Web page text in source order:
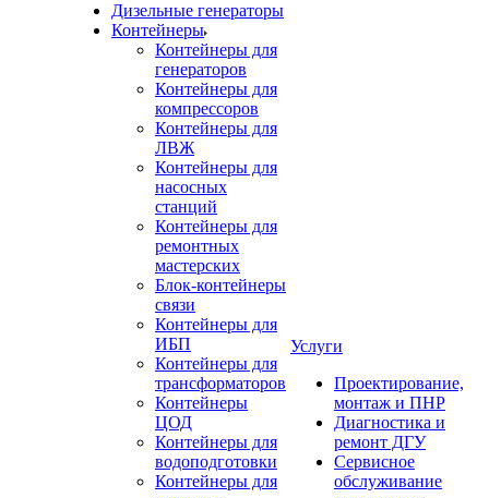
Дизельные генераторы
Контейнеры
Контейнеры для
генераторов
Контейнеры для
компрессоров
Контейнеры для
ЛВЖ
Контейнеры для
насосных
станций
Контейнеры для
ремонтных
мастерских
Блок-контейнеры
связи
Контейнеры для
ИБП
Контейнеры для
трансформаторов
Контейнеры
ЦОД
Контейнеры для
водоподготовки
Контейнеры для
Услуги
Проектирование,
монтаж и ПНР
Диагностика и
ремонт ДГУ
Сервисное
обслуживание